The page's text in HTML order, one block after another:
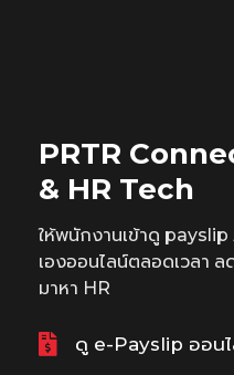
PRTR
& HR Tech
ให้พนักงานเข้าดู payslip
เองออนไลน์ตลอดเวลา ล
มาหา HR
ดู e-Payslip ออน